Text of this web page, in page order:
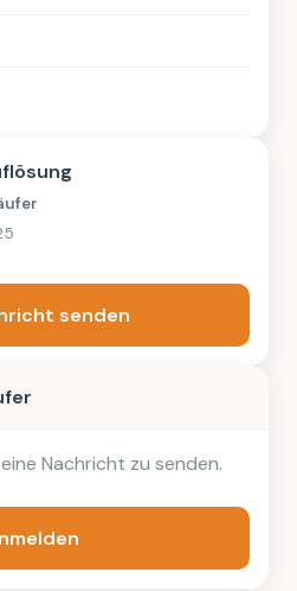
senden
Nachricht zu senden.